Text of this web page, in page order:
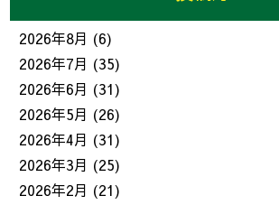
2026年8月 (6)
2026年7月 (35)
2026年6月 (31)
2026年5月 (26)
2026年4月 (31)
2026年3月 (25)
2026年2月 (21)